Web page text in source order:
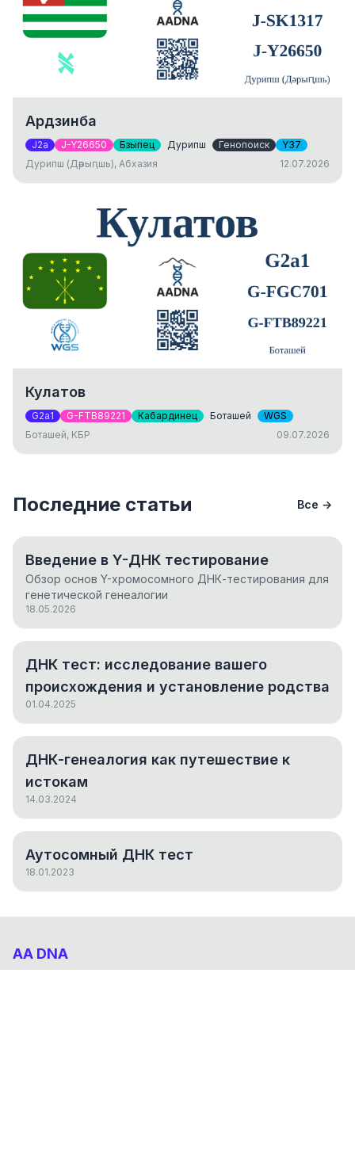
Ардзинба
J2a J-Y26650 Бзыпец Дурипш Генопоиск
Y37
Дурипш (Дәрыԥшь), Абхазия
12.07.2026
Кулатов
G2a1 G-FTB89221 Кабардинец Боташей
WGS
Боташей, КБР
09.07.2026
Последние статьи Все →
Введение в Y-ДНК тестирование
Обзор основ Y-хромосомного ДНК-тестирования для
генетической генеалогии
18.05.2026
ДНК тест: исследование вашего
происхождения и установление родства
01.04.2025
ДНК-генеалогия как путешествие к
истокам
14.03.2024
Аутосомный ДНК тест
18.01.2023
AA DNA